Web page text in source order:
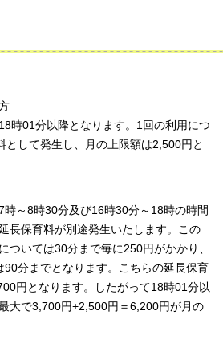
時01分以降となります。1回の利用につ
として発生し、月の上限額は2,500円と
時～8時30分及び16時30分～18時の時間
長保育料が別途発生いたします。この
ついては30分まで毎に250円がかかり、
90分までとなります。こちらの延長保育
円となります。したがって18時01分以
大で3,700円+2,500円＝6,200円が月の